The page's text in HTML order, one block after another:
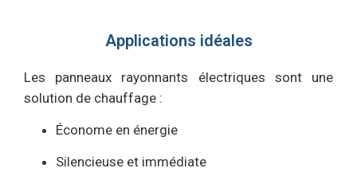
Applications idéales
Les panneaux rayonnants électriques sont une
solution de chauffage :
Économe en énergie
Silencieuse et immédiate